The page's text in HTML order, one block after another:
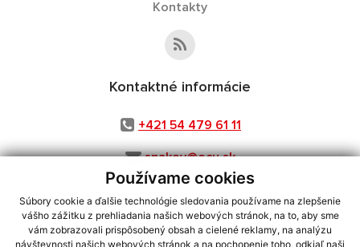
Používame cookies
Súbory cookie a ďalšie technológie sledovania používame na zlepšenie
vášho zážitku z prehliadania našich webových stránok, na to, aby sme
vám zobrazovali prispôsobený obsah a cielené reklamy, na analýzu
návštevnosti našich webových stránok a na pochopenie toho, odkiaľ naši
Kontakty
Kontaktné informácie
+421 54 479 61 11
snakov@ocu.sk
využite možnosť získavania aktuálnych informácií s využitím RSS